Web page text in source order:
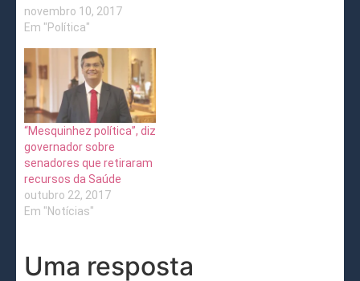
novembro 10, 2017
Em "Política"
“Mesquinhez política”, diz
governador sobre
senadores que retiraram
recursos da Saúde
outubro 22, 2017
Em "Notícias"
Uma resposta